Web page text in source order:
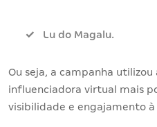
Lu do Magalu.
Ou seja, a campanha
influenciadora virtual mais
visibilidade e engajamento à